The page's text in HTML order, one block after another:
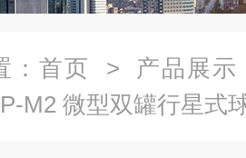
首页 > 产品展示
M2 微型双罐行星式